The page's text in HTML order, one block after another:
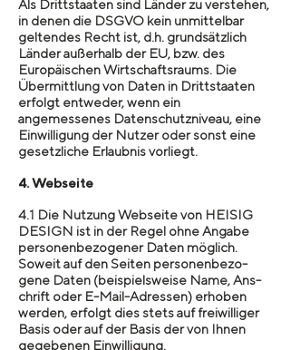
Als Drittstaaten sind Länder zu verstehen,
in denen die DSGVO kein unmittelbar
geltendes Recht ist, d.h. grundsätzlich
Länder außerhalb der EU, bzw. des
Europäischen Wirtschaftsraums. Die
Übermittlung von Daten in Drittstaaten
erfolgt entweder, wenn ein
angemessenes Datenschutzniveau, eine
Einwilligung der Nutzer oder sonst eine
gesetzliche Erlaubnis vorliegt.
4. Webseite
4.1 Die Nutzung Web­seite von HEISIG
DESIGN ist in der Regel ohne Angabe
per­son­en­bezo­gener Daten mög­lich.
Soweit auf den Seiten per­son­en­bezo­
gene Daten (beis­piels­weise Name, Ans­
chrift oder E-Mail-Adressen) erhoben
wer­den, erfolgt dies stets auf freiwil­li­ger
Basis oder auf der Basis der von Ihnen
gegebenen Einwilligung.